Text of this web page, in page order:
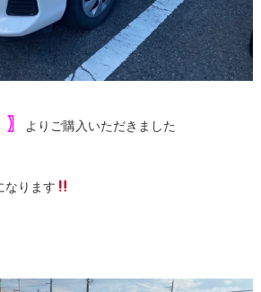
よりご購入いただきました
なります